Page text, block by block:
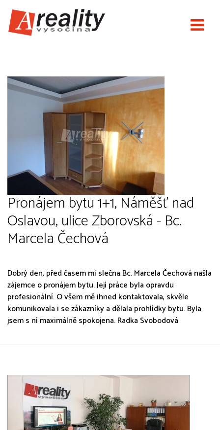
Pronájem bytu 1+1, Náměšť nad
Oslavou, ulice Zborovská - Bc.
Marcela Čechová
Dobrý den, před časem mi slečna Bc. Marcela Čechová našla
zájemce o pronájem bytu. Její práce byla opravdu
profesionální. O všem mě ihned kontaktovala, skvěle
komunikovala i se zákazníky a dělala prohlídky bytu. Byla
jsem s ní maximálně spokojena. Radka Svobodová